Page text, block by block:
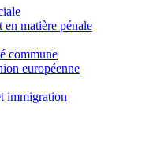
matière pénale
commune
européenne
immigration